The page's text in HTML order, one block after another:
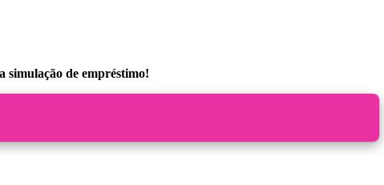
simulação de empréstimo!